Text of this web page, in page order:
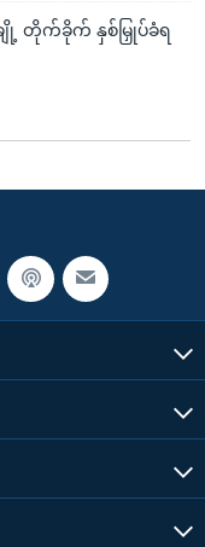
တိုက်ခိုက် နှစ်မြှုပ်ခံရ